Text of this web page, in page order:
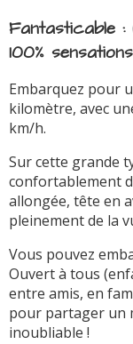
Fantasticable :
100% sensations
Embarquez pour
kilomètre, avec
km/h.
Sur cette grande
confortablement
allongée, tête en
pleinement de la
Vous pouvez
Ouvert à tous
entre amis, en
pour partager un
inoubliable !